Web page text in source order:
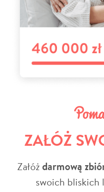
ZAŁÓŻ
Załóżdarmową
swoich bliskich